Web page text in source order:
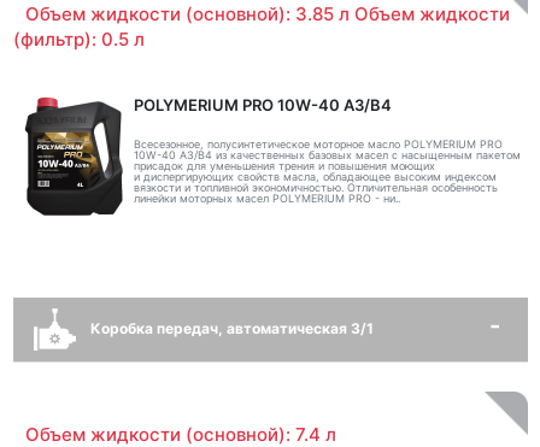
Объем жидкости (основной): 3.85 л Объем жидкости
(фильтр): 0.5 л
POLYMERIUM PRO 10W-40 A3/B4
Всесезонное, полусинтетическое моторное масло POLYMERIUM PRO
10W-40 A3/B4 из качественных базовых масел с насыщенным пакетом
присадок для уменьшения трения и повышения моющих
и диспергирующих свойств масла, обладающее высоким индексом
вязкости и топливной экономичностью. Отличительная особенность
линейки моторных масел POLYMERIUM PRO - ни..
Коробка передач, автоматическая 3/1
Объем жидкости (основной): 7.4 л